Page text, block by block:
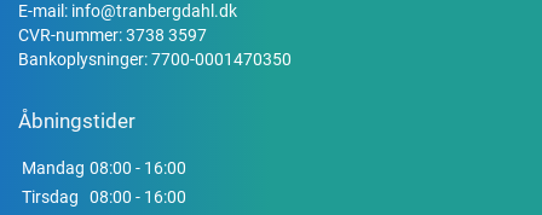
E-mail: info@tranbergdahl.dk
CVR-nummer: 3738 3597
Bankoplysninger: 7700-0001470350
Åbningstider
Mandag 08:00 - 16:00
Tirsdag
08:00 - 16:00